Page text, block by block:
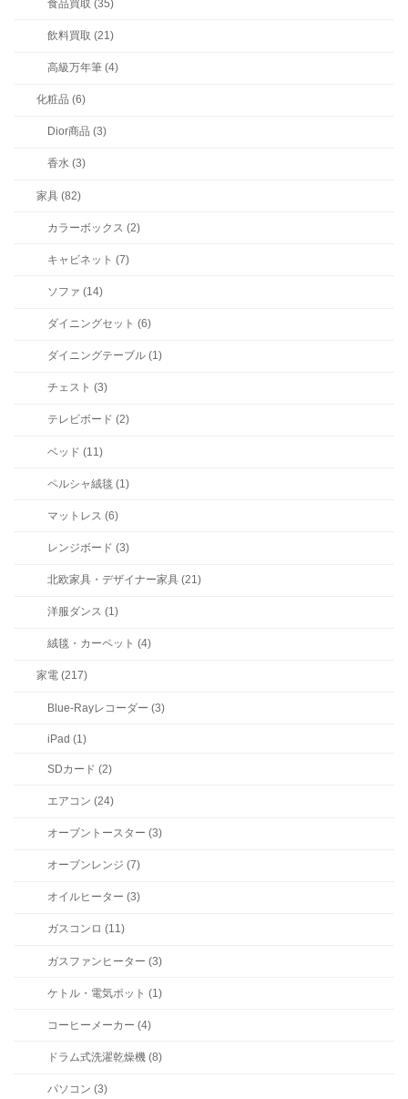
食品買取 (35)
飲料買取 (21)
高級万年筆 (4)
化粧品 (6)
Dior商品 (3)
香水 (3)
家具 (82)
カラーボックス (2)
キャビネット (7)
ソファ (14)
ダイニングセット (6)
ダイニングテーブル (1)
チェスト (3)
テレビボード (2)
ベッド (11)
ペルシャ絨毯 (1)
マットレス (6)
レンジボード (3)
北欧家具・デザイナー家具 (21)
洋服ダンス (1)
絨毯・カーペット (4)
家電 (217)
Blue-Rayレコーダー (3)
iPad (1)
SDカード (2)
エアコン (24)
オーブントースター (3)
オーブンレンジ (7)
オイルヒーター (3)
ガスコンロ (11)
ガスファンヒーター (3)
ケトル・電気ポット (1)
コーヒーメーカー (4)
ドラム式洗濯乾燥機 (8)
パソコン (3)